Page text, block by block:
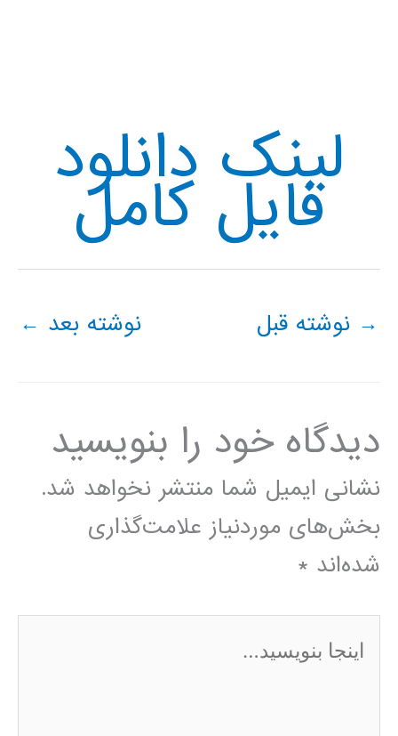
لینک دانلود
فایل کامل
→ نوشته قبل نوشته بعد ←
دیدگاه‌ خود را بنویسید
نشانی ایمیل شما منتشر نخواهد شد.
بخش‌های موردنیاز علامت‌گذاری
شده‌اند *
اینجا
بنویسید…